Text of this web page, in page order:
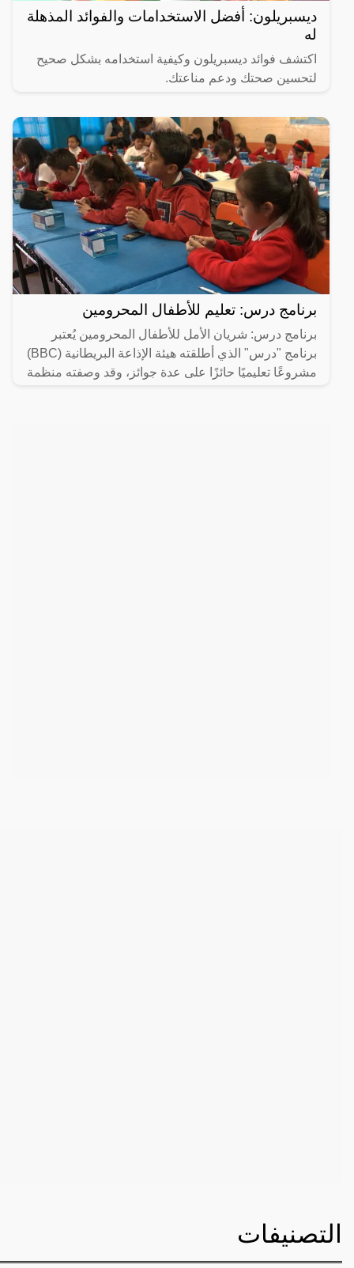
ديسبريلون: أفضل الاستخدامات والفوائد المذهلة
له
اكتشف فوائد ديسبريلون وكيفية استخدامه بشكل صحيح
لتحسين صحتك ودعم مناعتك.
برنامج درس: تعليم للأطفال المحرومين
برنامج درس: شريان الأمل للأطفال المحرومين يُعتبر
برنامج "درس" الذي أطلقته هيئة الإذاعة البريطانية (BBC)
مشروعًا تعليميًا حائزًا على عدة جوائز، وقد وصفته منظمة
التصنيفات